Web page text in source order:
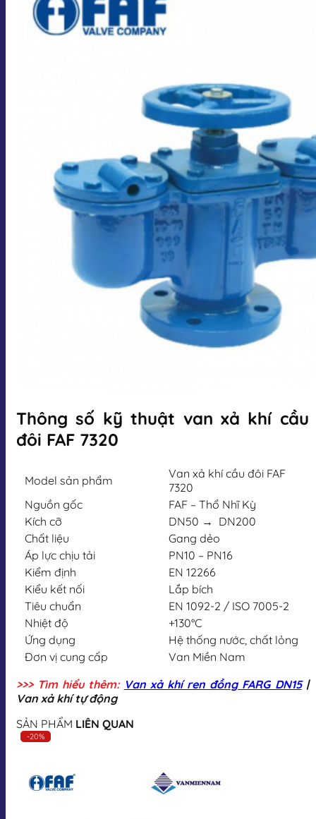
Thông số kỹ thuật van xả khí cầu
đôi FAF 7320
Model sản phẩm
Van xả khí cầu đôi FAF
7320
Nguồn gốc
FAF – Thổ Nhĩ Kỳ
Kích cỡ
DN50 → DN200
Chất liệu
Gang dẻo
Áp lực chịu tải
PN10 – PN16
Kiểm định
EN 12266
Kiểu kết nối
Lắp bích
Tiêu chuẩn
EN 1092-2 / ISO 7005-2
Nhiệt độ
+130°C
Ứng dụng
Hệ thống nước, chất lỏng
Đơn vị cung cấp
Van Miền Nam
>>> Tìm hiểu thêm: Van xả khí ren đồng FARG DN15|
Van xả khí tự động
SẢN PHẨM LIÊN QUAN
-20%